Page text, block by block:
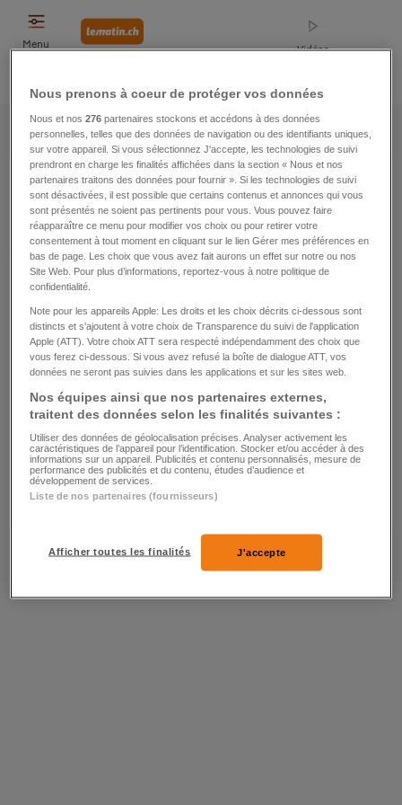
Menu Vidéos
News | Sitemap | 2016
Sitemap
2016 Réinitialiser
Janvier Février
Mars Avril
Mai Juin
Juillet Août
Septembre Octobre
Novembre
Nous prenons à coeur de protéger vos données
Nous et nos276 partenaires stockons et accédons à des données
personnelles, telles que des données de navigation ou des identifiants uniques,
sur votre appareil. Si vous sélectionnez J'accepte, les technologies de suivi
prendront en charge les finalités affichées dans la section « Nous et nos
partenaires traitons des données pour fournir ». Si les technologies de suivi
sont désactivées, il est possible que certains contenus et annonces qui vous
sont présentés ne soient pas pertinents pour vous. Vous pouvez faire
réapparaître ce menu pour modifier vos choix ou pour retirer votre
consentement à tout moment en cliquant sur le lien Gérer mes préférences en
bas de page. Les choix que vous avez fait aurons un effet sur notre ou nos
Site Web. Pour plus d’informations, reportez-vous à notre politique de
confidentialité.
Note pour les appareils Apple: Les droits et les choix décrits ci-dessous sont
distincts et s'ajoutent à votre choix de Transparence du suivi de l'application
Apple (ATT). Votre choix ATT sera respecté indépendamment des choix que
vous ferez ci-dessous. Si vous avez refusé la boîte de dialogue ATT, vos
données ne seront pas suivies dans les applications et sur les sites web.
Nos équipes ainsi que nos partenaires externes,
traitent des données selon les finalités suivantes :
Utiliser des données de géolocalisation précises. Analyser activement les
caractéristiques de l’appareil pour l’identification. Stocker et/ou accéder à des
informations sur un appareil. Publicités et contenu personnalisés, mesure de
performance des publicités et du contenu, études d’audience et
développement de services.
Liste de nos partenaires (fournisseurs)
Afficher toutes les finalités J'accepte